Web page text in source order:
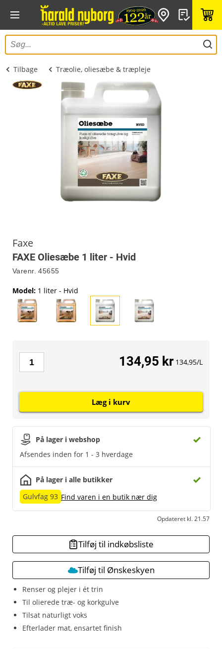
Tilbage Træolie, oliesæbe & træpleje
Faxe
FAXE Oliesæbe 1 liter - Hvid
Varenr. 45655
Renser og plejer i ét trin
Til olierede træ- og korkgulve
Tilsat naturligt voks
Efterlader mat, ensartet finish
Model: 1 liter - Hvid
På lager i webshop
Afsendes inden for 1 - 3 hverdage
På lager i alle butikker
Gulvfag 93 Find varen i en butik nær dig
Opdateret kl. 21.57
134,95 kr 134,95/L
Læg i kurv
Tilføj til indkøbsliste
Tilføj til Ønskeskyen